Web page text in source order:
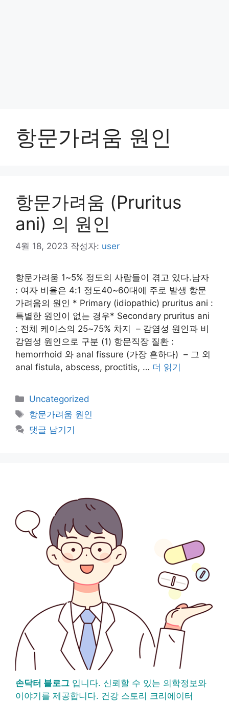
항문가려움 원인
항문가려움 (Pruritus
ani) 의 원인
4월 18, 2023 작성자: user
항문가려움 1~5% 정도의 사람들이 겪고 있다.남자
: 여자 비율은 4:1 정도40~60대에 주로 발생 항문
가려움의 원인 * Primary (idiopathic) pruritus ani :
특별한 원인이 없는 경우* Secondary pruritus ani
: 전체 케이스의 25~75% 차지 – 감염성 원인과 비
감염성 원인으로 구분 (1) 항문직장 질환 :
hemorrhoid 와 anal fissure (가장 흔하다) – 그 외
anal fistula, abscess, proctitis, … 더 읽기
카
테
리
Uncategorized
태
그
항문가려움 원인
댓글 남기기
손닥터 블로그 입니다. 신뢰할 수 있는 의학정보와
이야기를 제공합니다. 건강 스토리 크리에이터